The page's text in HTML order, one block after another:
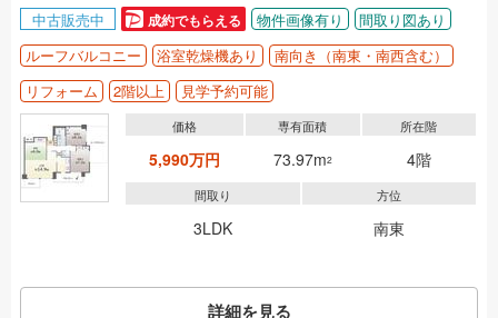
中古販売中 成約でもらえる 物件画像有り
間取り図あり
ルーフバルコニー
浴室乾燥機あり
南向き（南東・南西含む）
リフォーム
2階以上 見学予約可能
価格
5,990万円
専有面積
73.97m2
所在階
4階
間取り
3LDK
方位
南東
詳細を見る